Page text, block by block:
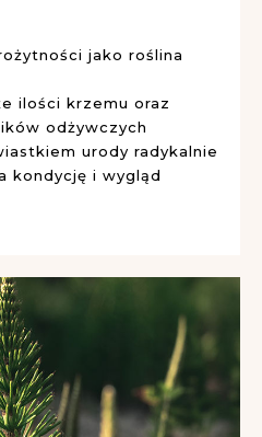
jako roślina
ilości krzemu oraz
odżywczych
urody radykalnie
kondycję i wygląd